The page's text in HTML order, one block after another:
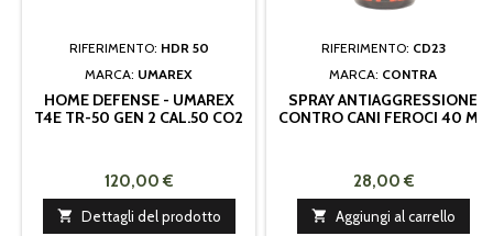
RIFERIMENTO: HDR 50
MARCA: UMAREX
HOME DEFENSE - UMAREX
T4E TR-50 GEN 2 CAL.50 CO2
120,00 €
 Dettagli del prodotto
RIFERIMENTO: CD23
MARCA: CONTRA
SPRAY ANTIAGGRESSIONE
CONTRO CANI FEROCI 40 ML
28,00 €
 Aggiungi al carrello